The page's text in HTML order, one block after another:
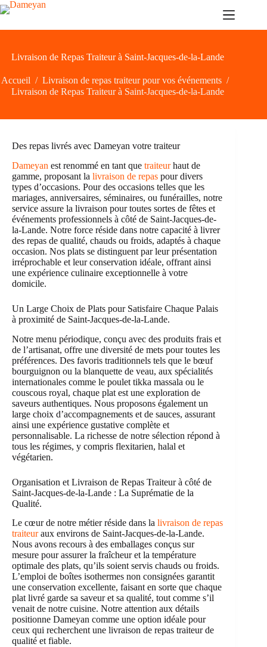
Passer
au
Livraison de Repas Traiteur à Saint-Jacques-de-la-Lande
Accueil / Livraison de repas traiteur pour vos événements /
Livraison de Repas Traiteur à Saint-Jacques-de-la-Lande
Des repas livrés avec Dameyan votre traiteur
Dameyan est renommé en tant que traiteurhaut de
gamme, proposant la livraison de repas pour divers
types d’occasions. Pour des occasions telles que les
mariages, anniversaires, séminaires, ou funérailles, notre
service assure la livraison pour toutes sortes de fêtes et
événements professionnels à côté de Saint-Jacques-de-
la-Lande. Notre force réside dans notre capacité à livrer
des repas de qualité, chauds ou froids, adaptés à chaque
occasion. Nos plats se distinguent par leur présentation
irréprochable et leur conservation idéale, offrant ainsi
une expérience culinaire exceptionnelle à votre
domicile.
Un Large Choix de Plats pour Satisfaire Chaque Palais
à proximité de Saint-Jacques-de-la-Lande.
Notre menu périodique, conçu avec des produits frais et
de l’artisanat, offre une diversité de mets pour toutes les
préférences. Des favoris traditionnels tels que le bœuf
bourguignon ou la blanquette de veau, aux spécialités
internationales comme le poulet tikka massala ou le
couscous royal, chaque plat est une exploration de
saveurs authentiques. Nous proposons également un
large choix d’accompagnements et de sauces, assurant
ainsi une expérience gustative complète et
personnalisable. La richesse de notre sélection répond à
tous les régimes, y compris flexitarien, halal et
végétarien.
Organisation et Livraison de Repas Traiteur à côté de
Saint-Jacques-de-la-Lande : La Suprématie de la
Qualité.
Le cœur de notre métier réside dans la livraison de repas
traiteuraux environs de Saint-Jacques-de-la-Lande.
Nous avons recours à des emballages conçus sur
mesure pour assurer la fraîcheur et la température
optimale des plats, qu’ils soient servis chauds ou froids.
L’emploi de boîtes isothermes non consignées garantit
une conservation excellente, faisant en sorte que chaque
plat livré garde sa saveur et sa qualité, tout comme s’il
venait de notre cuisine. Notre attention aux détails
positionne Dameyan comme une option idéale pour
ceux qui recherchent une livraison de repas traiteur de
qualité et fiable.